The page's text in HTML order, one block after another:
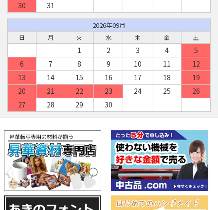
30
31
2026年09月
日 月 火 水 木 金 土
1 2 3 4
5
6
7 8 9 10 11
12
13
14 15 16 17 18
19
20
21 22 23 24 25
26
27
28 29 30